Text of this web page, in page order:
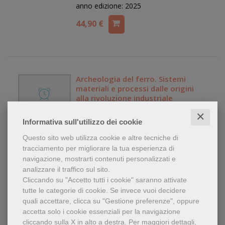
Informativa sull'utilizzo dei cookie ✕
Questo sito web utilizza cookie e altre tecniche di
tracciamento per migliorare la tua esperienza di
navigazione, mostrarti contenuti personalizzati e
analizzare il traffico sul sito.
Cliccando su "Accetto tutti i cookie" saranno attivate
tutte le categorie di cookie. Se invece vuoi decidere
quali accettare, clicca su "Gestione preferenze", oppure
accetta solo i cookie essenziali per la navigazione
cliccando sulla X in alto a destra. Per maggiori dettagli,
anno edizione: 2025
44,90 €
Archeologia del ferro. Sistemi
materiali e processi dalle origini
alla rivoluzione industriale
Libro
editore:Nautilus Torino
anno edizione: 2025
25,00 €
Chiavi, codici e segreti. Tecniche di